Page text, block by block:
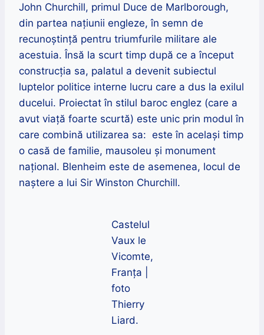
John Churchill, primul Duce de Marlborough,
din partea națiunii engleze, în semn de
recunoștință pentru triumfurile militare ale
acestuia. Însă la scurt timp după ce a început
construcția sa, palatul a devenit subiectul
luptelor politice interne lucru care a dus la exilul
ducelui. Proiectat în stilul baroc englez (care a
avut viață foarte scurtă) este unic prin modul în
care combină utilizarea sa: este în același timp
o casă de familie, mausoleu și monument
național. Blenheim este de asemenea, locul de
naștere a lui Sir Winston Churchill.
Castelul
Vaux le
Vicomte,
Franța |
foto
Thierry
Liard.